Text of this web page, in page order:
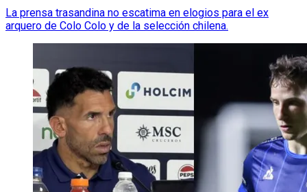
La prensa trasandina no escatima en elogios para el ex
arquero de Colo Colo y de la selección chilena.